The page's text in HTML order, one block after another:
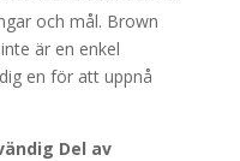
och mål. Brown
är en enkel
en för att uppnå
Del av